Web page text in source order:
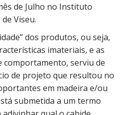
de Julho no Instituto
Viseu.
dos produtos, ou seja,
imateriais, e as
comportamento, serviu de
de projeto que resultou no
em madeira e/ou
submetida a um termo